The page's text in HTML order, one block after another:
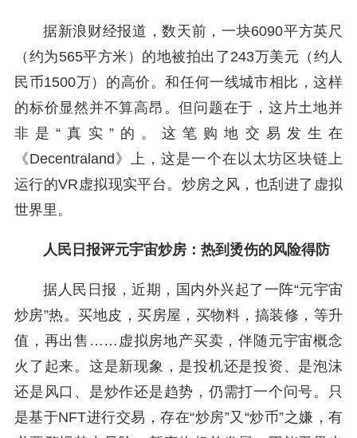
据新浪财经报道，数天前，一块6090平方英尺
（约为565平方米）的地被拍出了243万美元（约人
民币1500万）的高价。和任何一线城市相比，这样
的标价显然并不算高昂。但问题在于，这片土地并
非是“真实”的。这笔购地交易发生在
《Decentraland》上，这是一个在以太坊区块链上
运行的VR虚拟现实平台。炒房之风，也刮进了虚拟
世界里。
人民日报评元宇宙炒房：热到烫伤的风险得防
据人民日报，近期，国内外兴起了一阵“元宇宙
炒房”热。买地皮，买房屋，买物料，搞装修，等升
值，再出售……虚拟房地产买卖，伴随元宇宙概念
火了起来。这是新现象，是投机还是投资、是泡沫
还是风口、是炒作还是趋势，仍需打一个问号。只
是基于NFT进行交易，存在“炒房”又“炒币”之嫌，有